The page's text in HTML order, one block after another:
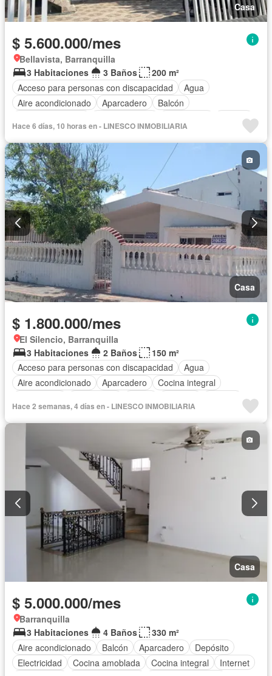
Casa
$ 5.600.000/mes
Bellavista, Barranquilla
3 Habitaciones
3 Baños
200 m²
Acceso para personas con discapacidad
Agua
Aire acondicionado
Aparcadero
Balcón
Estudio
Gas natural
Jardín Estudio
Terraza
Vista panorámica
Permite mascotas Permite niños
Hace 6 días, 10 horas en - LINESCO INMOBILIARIA
Casa
$ 1.800.000/mes
El Silencio, Barranquilla
3 Habitaciones
2 Baños
150 m²
Acceso para personas con discapacidad
Agua
Aire acondicionado
Aparcadero
Cocina integral
Vista panorámica
Permite mascotas Permite niños
Hace 2 semanas, 4 días en - LINESCO INMOBILIARIA
Casa
$ 5.000.000/mes
Barranquilla
3 Habitaciones
4 Baños
330 m²
Aire acondicionado
Balcón Aparcadero
Depósito
Electricidad
Cocina amoblada Cocina integral
Internet